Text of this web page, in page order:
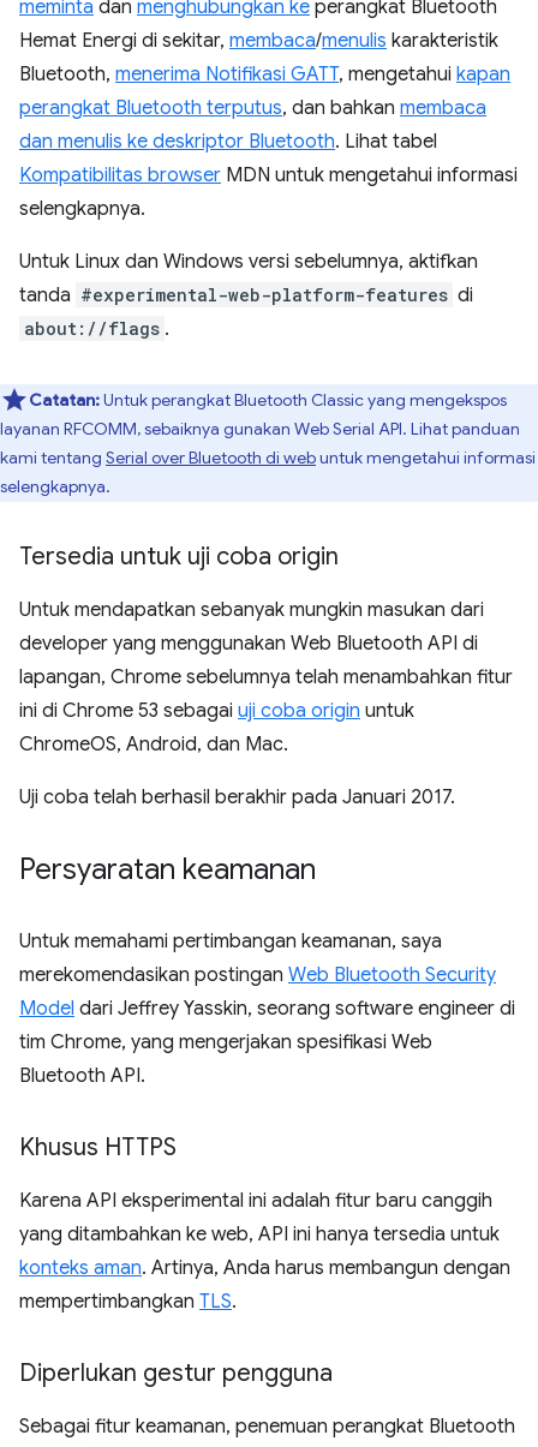
meminta dan menghubungkan ke perangkat Bluetooth
Hemat Energi di sekitar, membaca/menulis karakteristik
Bluetooth, menerima Notifikasi GATT, mengetahui kapan
perangkat Bluetooth terputus, dan bahkan membaca
dan menulis ke deskriptor Bluetooth. Lihat tabel
Kompatibilitas browser MDN untuk mengetahui informasi
selengkapnya.
Untuk Linux dan Windows versi sebelumnya, aktifkan
tanda #experimental-web-platform-features di
about://flags .
Catatan:Untuk perangkat Bluetooth Classic yang mengekspos
layanan RFCOMM, sebaiknya gunakan Web Serial API. Lihat panduan
kami tentang Serial over Bluetooth di webuntuk mengetahui informasi
selengkapnya.
Tersedia untuk uji coba origin
Untuk mendapatkan sebanyak mungkin masukan dari
developer yang menggunakan Web Bluetooth API di
lapangan, Chrome sebelumnya telah menambahkan fitur
ini di Chrome 53 sebagai uji coba origin untuk
ChromeOS, Android, dan Mac.
Uji coba telah berhasil berakhir pada Januari 2017.
Persyaratan keamanan
Untuk memahami pertimbangan keamanan, saya
merekomendasikan postingan Web Bluetooth Security
Model dari Jeffrey Yasskin, seorang software engineer di
tim Chrome, yang mengerjakan spesifikasi Web
Bluetooth API.
Khusus HTTPS
Karena API eksperimental ini adalah fitur baru canggih
yang ditambahkan ke web, API ini hanya tersedia untuk
konteks aman. Artinya, Anda harus membangun dengan
mempertimbangkan TLS.
Diperlukan gestur pengguna
Sebagai fitur keamanan, penemuan perangkat Bluetooth